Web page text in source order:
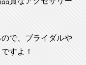
で、ブライダルや
すよ！